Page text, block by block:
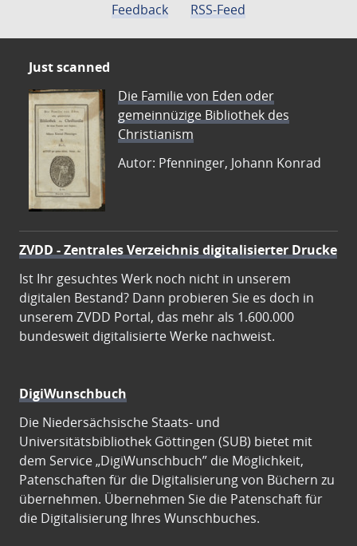
Feedback
RSS-Feed
Just scanned
Die Familie von Eden oder
gemeinnüzige Bibliothek des
Christianism
Autor: Pfenninger, Johann Konrad
ZVDD - Zentrales Verzeichnis digitalisierter Drucke
Ist Ihr gesuchtes Werk noch nicht in unserem
digitalen Bestand? Dann probieren Sie es doch in
unserem ZVDD Portal, das mehr als 1.600.000
bundesweit digitalisierte Werke nachweist.
DigiWunschbuch
Die Niedersächsische Staats- und
Universitätsbibliothek Göttingen (SUB) bietet mit
dem Service „DigiWunschbuch” die Möglichkeit,
Patenschaften für die Digitalisierung von Büchern zu
übernehmen. Übernehmen Sie die Patenschaft für
die Digitalisierung Ihres Wunschbuches.